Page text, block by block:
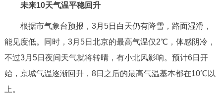
未来10天气温平稳回升
根据市气象台预报，3月5日白天仍有降雪，路面湿滑，
能见度低。同时，3月5日北京的最高气温仅2℃，体感阴冷，
不过3月5日夜间天气就将转晴，有小北风影响。预计6日开
始，京城气温逐渐回升，8日之后的最高气温基本都在10℃以
上。